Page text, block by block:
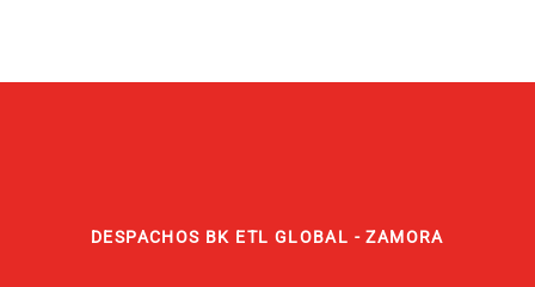
DESPACHOS BK ETL GLOBAL - ZAMORA